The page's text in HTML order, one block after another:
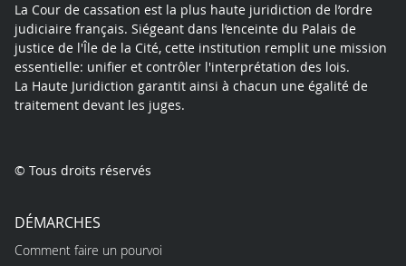
La Cour de cassation est la plus haute juridiction de l’ordre
judiciaire français. Siégeant dans l’enceinte du Palais de
justice de l'Île de la Cité, cette institution remplit une mission
essentielle: unifier et contrôler l'interprétation des lois.
La Haute Juridiction garantit ainsi à chacun une égalité de
traitement devant les juges.
© Tous droits réservés
DÉMARCHES
Comment faire un pourvoi